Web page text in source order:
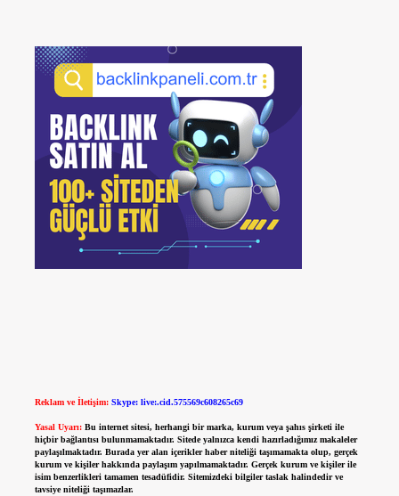
Reklam ve İletişim: Skype: live:.cid.575569c608265c69
Yasal Uyarı: Bu internet sitesi, herhangi bir marka, kurum veya şahıs şirketi ile
hiçbir bağlantısı bulunmamaktadır. Sitede yalnızca kendi hazırladığımız makaleler
paylaşılmaktadır. Burada yer alan içerikler haber niteliği taşımamakta olup, gerçek
kurum ve kişiler hakkında paylaşım yapılmamaktadır. Gerçek kurum ve kişiler ile
isim benzerlikleri tamamen tesadüfidir. Sitemizdeki bilgiler taslak halindedir ve
tavsiye niteliği taşımazlar.